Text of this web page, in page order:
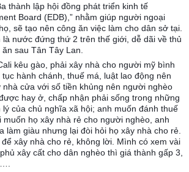
thành lập hội đồng phát triển kinh tế
Board (EDB),” nhằm giúp người ngoại
sẽ tạo nên công ăn việc làm cho dân sở tại.
nước đứng thứ 2 trên thế giới, dễ dãi về thủ
sau Tân Tây Lan.
kêu gào, phải xây nhà cho người mỹ bình
hành chánh, thuế má, luật lao động nên
cửa với số tiền khủng nên người nghèo
hay ở, chấp nhận phải sống trong những
của chủ nghĩa xã hội; anh muốn đánh thuế
họ xây nhà rẻ cho người nghèo, anh
làm giàu nhưng lại đòi hỏi họ xây nhà cho rẻ.
xây nhà cho rẻ, không lời. Mình có xem vài
xây cất cho dân nghèo thì giá thành gấp 3,